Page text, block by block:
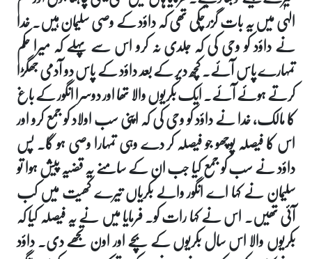
الہٰی میں یہ بات گزر چکی تھی کہ داؤد کے وصی سلیمان ہیں۔ خدا
نے داؤد کو وحی کی کہ جلدی نہ کرو اس سے پہلے کہ میرا حکم
تمہارے پاس آئے۔ کچھ دیر کے بعد داؤد کے پاس دو آدمی جھگڑا
کرتے ہوئے آئے۔ ایک بکریوں والا تھا اور دوسرا انگور کے باغ
کا مالک، خدا نے داؤد کو وحی کی کہ اپنی سب اولاد کو جمع کرو اور
اس کا فیصلہ پوچھو جو فیصلہ کر دے وہی تمہارا وصی ہو گا۔ پس
داؤد نے سب کو جمع کیا جب ان کے سامنے یہ قضیہ پیش ہوا تو
سلیمان نے کہا اے انگور والے بکریاں تیرے کھیت میں کب
آئی تھیں۔ اس نے کہا رات کو۔ فرمایا میں نے یہ فیصلہ کیا کہ
بکریوں والا اس سال بکریوں کے بچے اور اون تجھے دی۔ داؤد